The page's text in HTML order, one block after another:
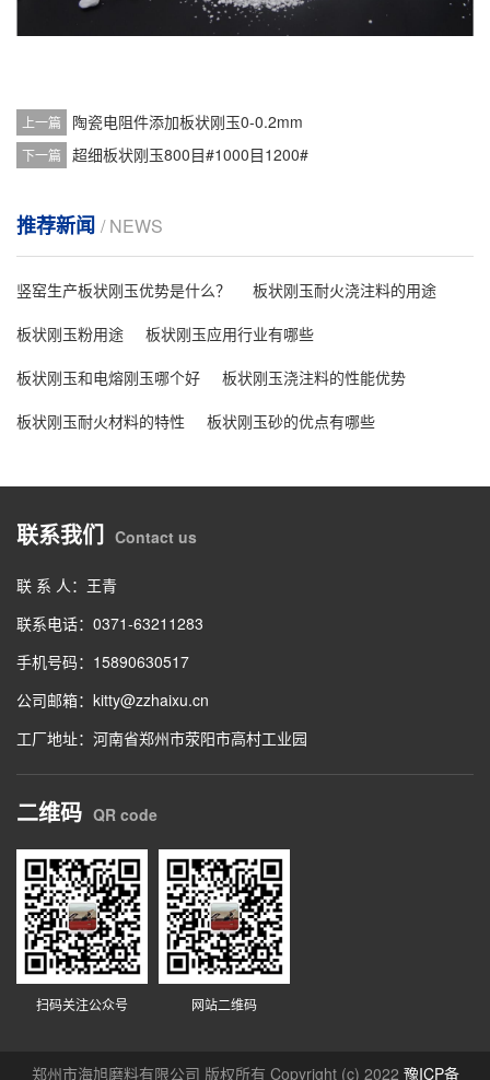
上一篇 陶瓷电阻件添加板状刚玉0-0.2mm
下一篇 超细板状刚玉800目#1000目1200#
推荐新闻 / NEWS
竖窑生产板状刚玉优势是什么？
板状刚玉耐火浇注料的用途
板状刚玉粉用途
板状刚玉应用行业有哪些
板状刚玉和电熔刚玉哪个好
板状刚玉浇注料的性能优势
板状刚玉耐火材料的特性
板状刚玉砂的优点有哪些
联系我们 Contact us
联 系 人：王青
联系电话：0371-63211283
手机号码：15890630517
公司邮箱：kitty@zzhaixu.cn
工厂地址：河南省郑州市荥阳市高村工业园
二维码 QR code
扫码关注公众号 网站二维码
郑州市海旭磨料有限公司 版权所有 Copyright (c) 2022 豫ICP备